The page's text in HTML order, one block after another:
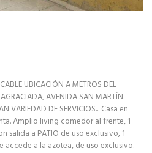
UBICACIÓN A METROS DEL
AVENIDA SAN MARTÍN.
VARIEDAD DE SERVICIOS... Casa en
Amplio living comedor al frente, 1
salida a PATIO de uso exclusivo, 1
a la azotea, de uso exclusivo.